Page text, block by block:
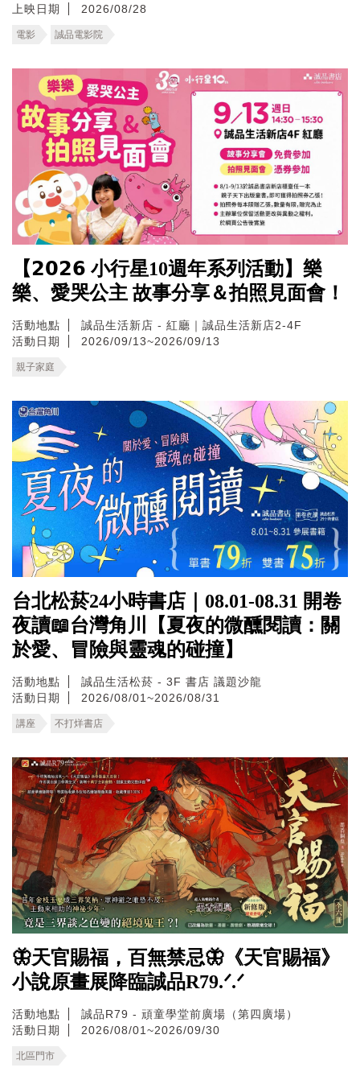
上映日期
2026/08/28
電影 誠品電影院
【𝟮𝟬𝟮𝟲 小行星10週年系列活動】樂
樂、愛哭公主 故事分享＆拍照見面會！
活動地點
誠品生活新店 - 紅廳｜誠品生活新店2-4F
活動日期
2026/09/13~2026/09/13
親子家庭
台北松菸24小時書店｜08.01-08.31 開卷
夜讀📖台灣角川【夏夜的微醺閱讀：關
於愛、冒險與靈魂的碰撞】
活動地點
誠品生活松菸 - 3F 書店 議題沙龍
活動日期
2026/08/01~2026/08/31
講座 不打烊書店
🦋天官賜福，百無禁忌🦋《天官賜福》
小說原畫展降臨誠品R79.ᐟ.ᐟ
活動地點
誠品R79 - 頑童學堂前廣場（第四廣場）
活動日期
2026/08/01~2026/09/30
北區門市